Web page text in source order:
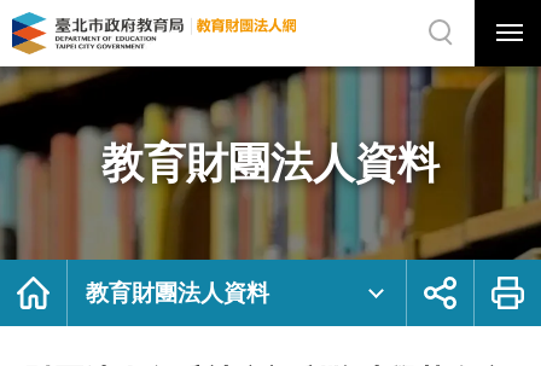
財
團
人
社
會
基
｜
府
網
站
選
選
單
關
網
站
尋
教育財團法人資料
首
教育財團法人資料
展
鈕
列